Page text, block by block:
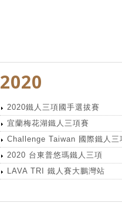
2020
2020鐵人三項國手選拔賽
宜蘭梅花湖鐵人三項賽
Challenge Taiwan 國際鐵人三
2020 台東普悠瑪鐵人三項
LAVA TRI 鐵人賽大鵬灣站